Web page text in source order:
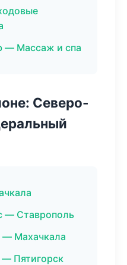
— Массаж и спа
Северо-
— Ставрополь
— Махачкала
— Пятигорск